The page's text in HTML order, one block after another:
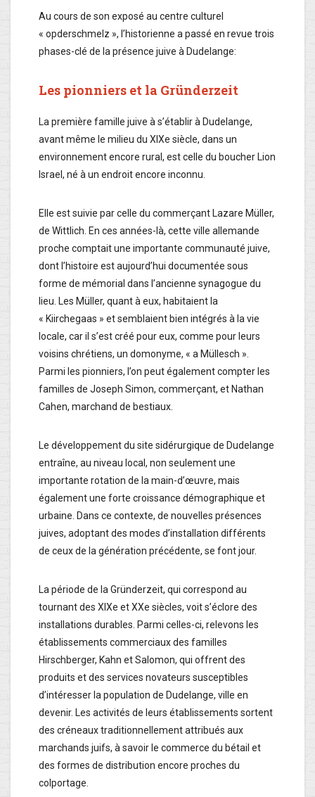
Au cours de son exposé au centre culturel
« opderschmelz », l’historienne a passé en revue trois
phases-clé de la présence juive à Dudelange:
Les pionniers et la Gründerzeit
La première famille juive à s’établir à Dudelange,
avant même le milieu du XIXe siècle, dans un
environnement encore rural, est celle du boucher Lion
Israel, né à un endroit encore inconnu.
Elle est suivie par celle du commerçant Lazare Müller,
de Wittlich. En ces années-là, cette ville allemande
proche comptait une importante communauté juive,
dont l’histoire est aujourd’hui documentée sous
forme de mémorial dans l’ancienne synagogue du
lieu. Les Müller, quant à eux, habitaient la
« Kiirchegaas » et semblaient bien intégrés à la vie
locale, car il s’est créé pour eux, comme pour leurs
voisins chrétiens, un domonyme, « a Müllesch ».
Parmi les pionniers, l’on peut également compter les
familles de Joseph Simon, commerçant, et Nathan
Cahen, marchand de bestiaux.
Le développement du site sidérurgique de Dudelange
entraîne, au niveau local, non seulement une
importante rotation de la main-d’œuvre, mais
également une forte croissance démographique et
urbaine. Dans ce contexte, de nouvelles présences
juives, adoptant des modes d’installation différents
de ceux de la génération précédente, se font jour.
La période de la Gründerzeit, qui correspond au
tournant des XIXe et XXe siècles, voit s’éclore des
installations durables. Parmi celles-ci, relevons les
établissements commerciaux des familles
Hirschberger, Kahn et Salomon, qui offrent des
produits et des services novateurs susceptibles
d’intéresser la population de Dudelange, ville en
devenir. Les activités de leurs établissements sortent
des créneaux traditionnellement attribués aux
marchands juifs, à savoir le commerce du bétail et
des formes de distribution encore proches du
colportage.